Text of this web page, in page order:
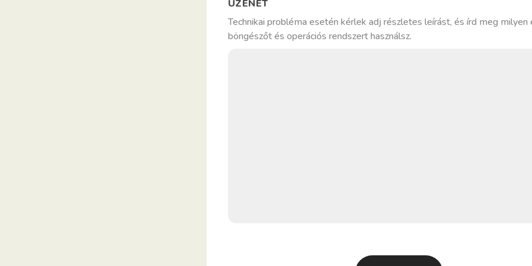
ÜZENET
Technikai probléma esetén kérlek adj részletes leírást, és írd meg milyen
böngészőt és operációs rendszert használsz.